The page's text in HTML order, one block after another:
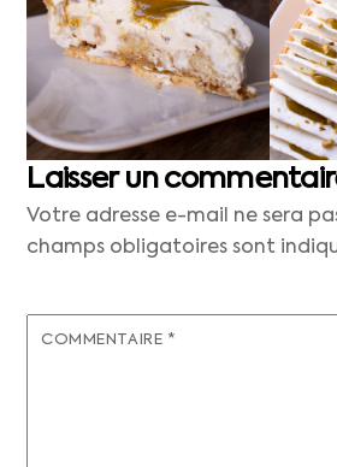
Laisser un
Votre adresse e-mail ne sera
champs obligatoires sont
COMMENTAIRE *